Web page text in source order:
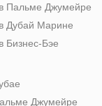
Пальме Джумейре
Дубай Марине
Бизнес-Бэе
Джумейре